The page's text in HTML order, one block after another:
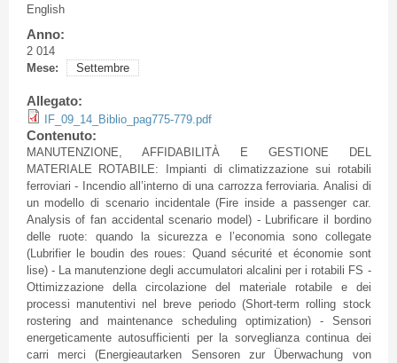
English
Anno:
2 014
Mese:
Settembre
Allegato:
IF_09_14_Biblio_pag775-779.pdf
Contenuto:
MANUTENZIONE, AFFIDABILITÀE GESTIONE DEL
MATERIALE
ROTABILE: Impianti di climatizzazione sui
rotabili
ferroviari - Incendio all’interno di una carrozza ferroviaria. Analisi di
un modello di scenario incidentale(Fire inside a passenger car.
Analysis of fan accidental scenario model) - Lubrificare il
bordino
delle
ruote: quandola sicurezzae l’economia sono
collegate
(Lubrifierle boudin des roues: Quand sécurité etéconomie sont
lise) - La manutenzione degli accumulatori alcalini per i rotabili FS -
Ottimizzazione
della circolazionedel materiale rotabilee dei
processi manutentivi nel breve periodo(Short-term rolling stock
rosteringand maintenance scheduling optimization) - Sensori
energeticamente autosufficienti per la sorveglianzacontinua dei
carri merci (Energieautarken Sensoren zur Überwachung von